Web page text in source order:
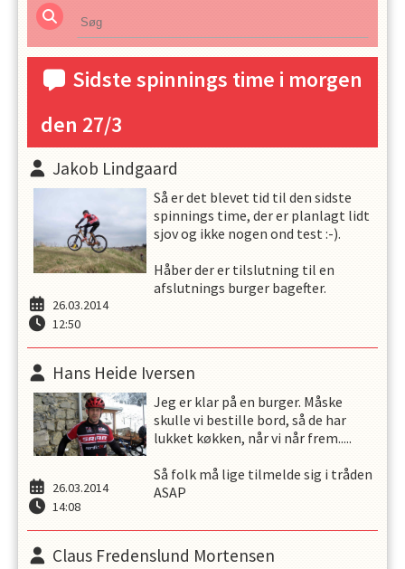
Sidste spinnings time i morgen
den 27/3
Jakob Lindgaard
26.03.2014
12:50
Så er det blevet tid til den sidste
spinnings time, der er planlagt lidt
sjov og ikke nogen ond test :-).
Håber der er tilslutning til en
afslutnings burger bagefter.
Hans Heide Iversen
26.03.2014
14:08
Jeg er klar på en burger. Måske
skulle vi bestille bord, så de har
lukket køkken, når vi når frem.....
Så folk må lige tilmelde sig i tråden
ASAP
Claus Fredenslund Mortensen